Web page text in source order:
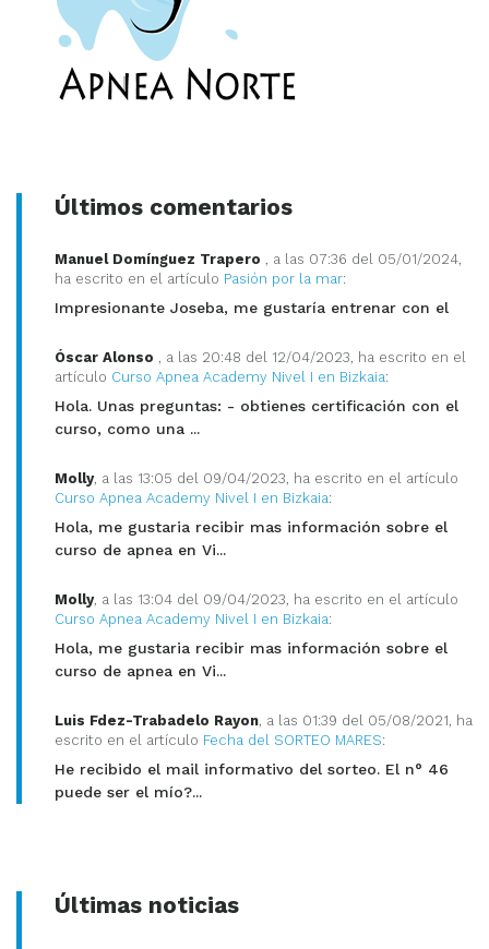
Últimos comentarios
Manuel Domínguez Trapero
, a las 07:36 del 05/01/2024,
ha escrito en el artículo Pasión por la mar:
Impresionante Joseba, me gustaría entrenar con el
Óscar Alonso
, a las 20:48 del 12/04/2023, ha escrito en el
artículo Curso Apnea Academy Nivel I en Bizkaia:
Hola. Unas preguntas: - obtienes certificación con el
curso, como una ...
Molly, a las 13:05 del 09/04/2023, ha escrito en el artículo
Curso Apnea Academy Nivel I en Bizkaia:
Hola, me gustaria recibir mas información sobre el
curso de apnea en Vi...
Molly, a las 13:04 del 09/04/2023, ha escrito en el artículo
Curso Apnea Academy Nivel I en Bizkaia:
Hola, me gustaria recibir mas información sobre el
curso de apnea en Vi...
Luis Fdez-Trabadelo Rayon , a las 01:39 del 05/08/2021, ha
escrito en el artículo Fecha del SORTEO MARES:
He recibido el mail informativo del sorteo. El n° 46
puede ser el mío?...
Últimas noticias